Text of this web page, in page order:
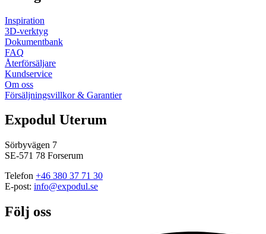
Inspiration
3D-verktyg
Dokumentbank
FAQ
Återförsäljare
Kundservice
Om oss
Försäljningsvillkor & Garantier
Expodul Uterum
Sörbyvägen 7
SE-571 78 Forserum
Telefon +46 380 37 71 30
E-post: info@expodul.se
Följ oss